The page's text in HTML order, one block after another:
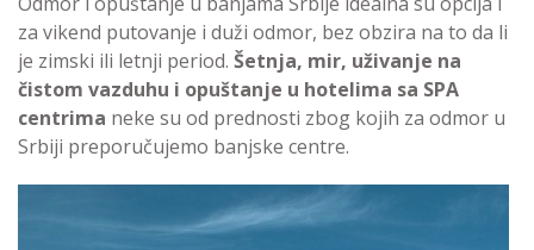
za vikend putovanje i duži odmor, bez obzira na to da li
je zimski ili letnji period. Šetnja, mir, uživanje na
čistom vazduhu i opuštanje u hotelima sa SPA
centrima neke su od prednosti zbog kojih za odmor u
Srbiji preporučujemo banjske centre.